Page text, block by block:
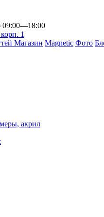
1
Магазин Magnetic Фото
акрил